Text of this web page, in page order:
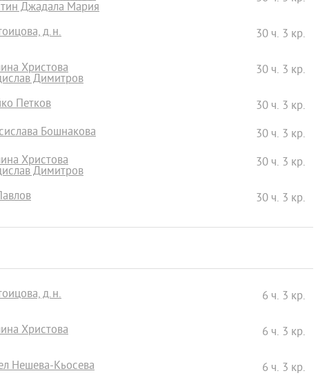
Джадала Мария
д.н. 30 ч. 3 кр.
Христова
Димитров
30 ч. 3 кр.
Петков
30 ч. 3 кр.
Бошнакова
30 ч. 3 кр.
Христова
Димитров
30 ч. 3 кр.
30 ч. 3 кр.
д.н. 6 ч. 3 кр.
Христова 6 ч. 3 кр.
Нешева-Кьосева 6 ч. 3 кр.